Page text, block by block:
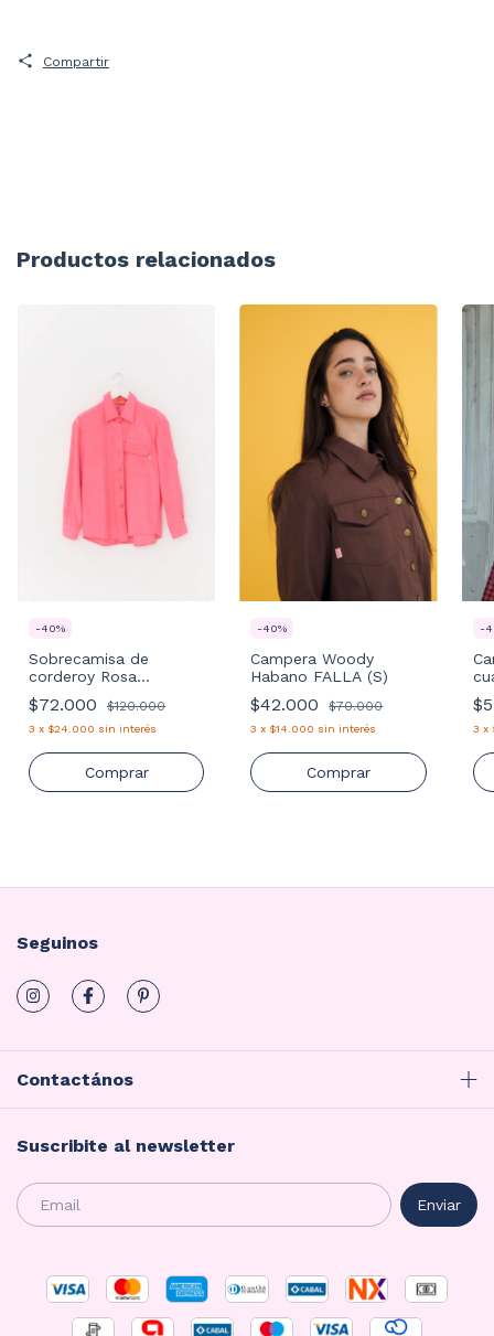
Compartir
Productos relacionados
-40%
Sobrecamisa de
corderoy Rosa
DISCONTINUA (S-L)
$72.000 $120.000
3 x $24.000 sin interés
Comprar
-40%
Campera Woody
Habano FALLA (S)
$42.000 $70.000
3 x $14.000 sin interés
Comprar
-
3 x
Seguinos
Contactános
Suscribite al newsletter